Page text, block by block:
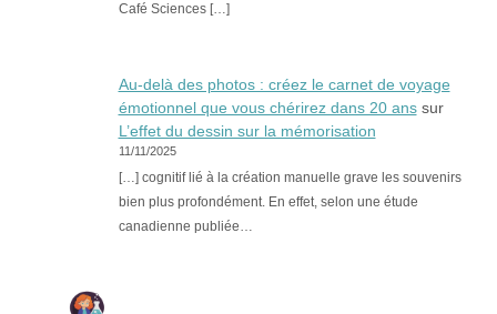
Café Sciences […]
Au-delà des photos : créez le carnet de voyage
émotionnel que vous chérirez dans 20 anssur
L’effet du dessin sur la mémorisation
11/11/2025
[…] cognitif lié à la création manuelle grave les souvenirs
bien plus profondément. En effet, selon une étude
canadienne publiée…